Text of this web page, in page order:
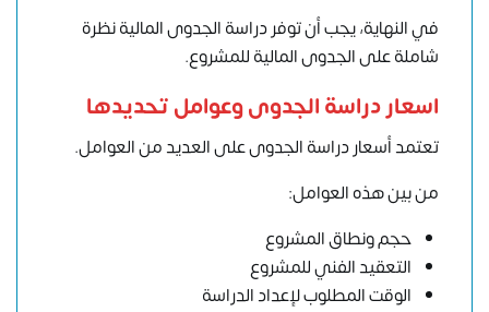
في النهاية، يجب أن توفر دراسة الجدوى المالية نظرة
شاملة على الجدوى المالية للمشروع.
اسعار دراسة الجدوى وعوامل تحديدها
تعتمد أسعار دراسة الجدوى على العديد من العوامل.
من بين هذه العوامل:
حجم ونطاق المشروع
التعقيد الفني للمشروع
الوقت المطلوب لإعداد الدراسة